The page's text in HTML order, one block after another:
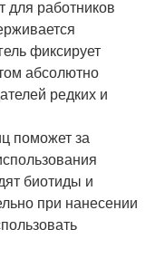
для работников
фиксирует
абсолютно
редких и
поможет за
биотиды и
при нанесении